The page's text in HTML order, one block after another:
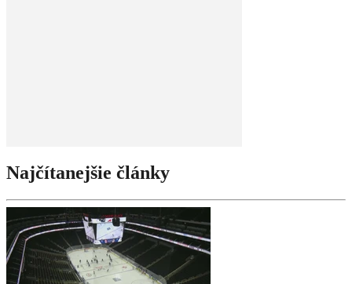
Najčítanejšie články